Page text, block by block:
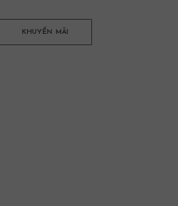
KHUYẾN MÃI